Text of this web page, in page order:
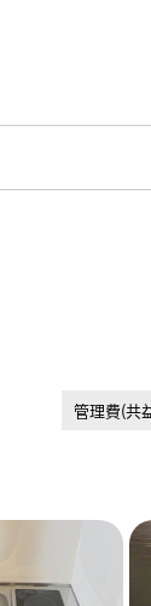
管理費(共